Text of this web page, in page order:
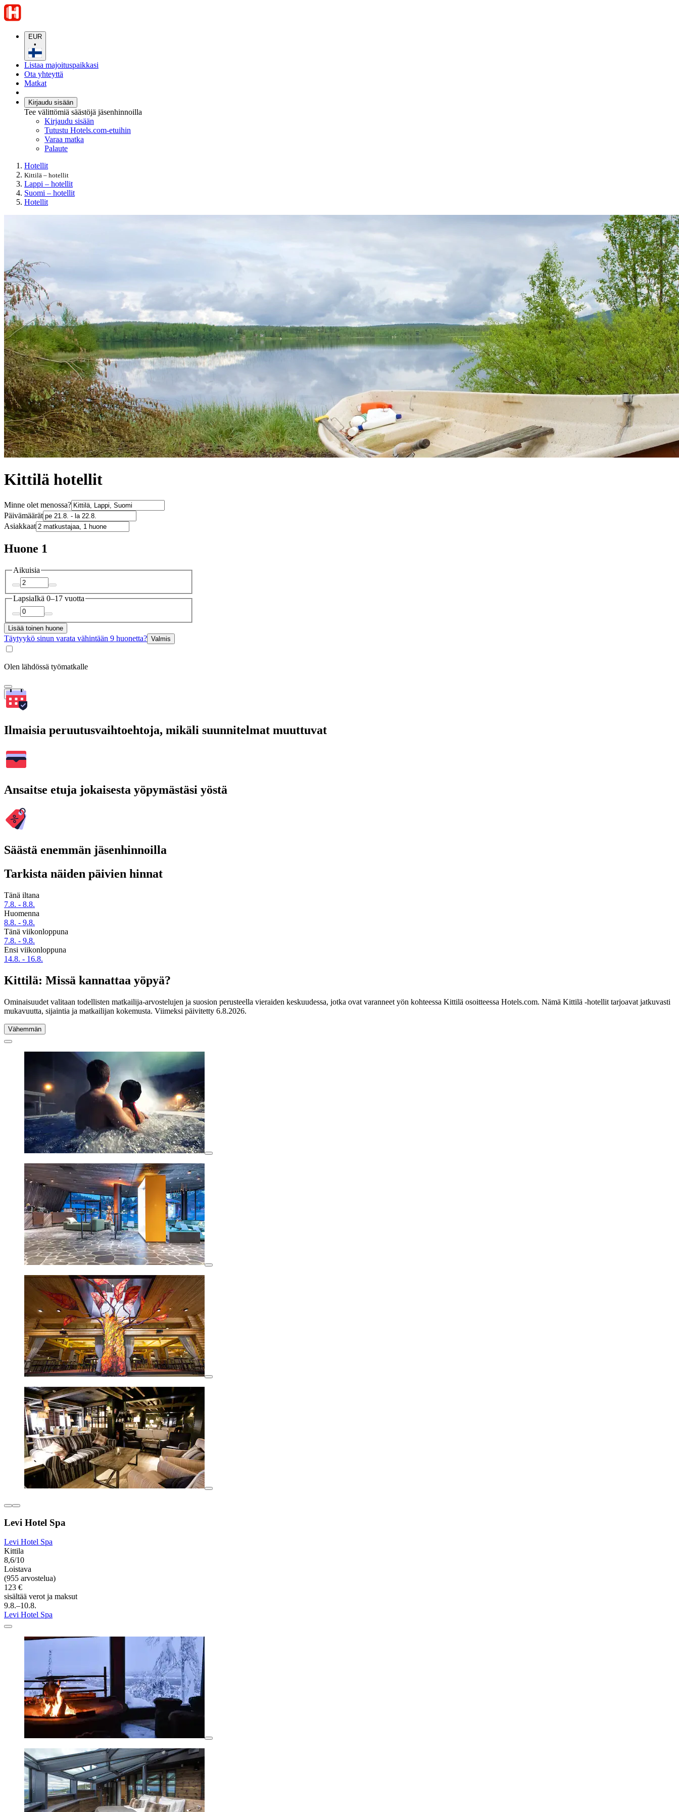
EUR
•
Listaa majoituspaikkasi
Ota yhteyttä
Matkat
Kirjaudu sisään
Tee välittömiä säästöjä jäsenhinnoilla
Kirjaudu sisään
Tutustu Hotels.com-etuihin
Varaa matka
Palaute
Hotellit
Kittilä – hotellit
Lappi – hotellit
Suomi – hotellit
Hotellit
Kittilä hotellit
Minne olet menossa?
Päivämäärät
Asiakkaat
Huone 1
Aikuisia
LapsiaIkä 0–17 vuotta
Lisää toinen huone
Täytyykö sinun varata vähintään 9 huonetta? Valmis
Olen lähdössä työmatkalle
Hae
Ilmaisia peruutusvaihtoehtoja, mikäli suunnitelmat muuttuvat
Ansaitse etuja jokaisesta yöpymästäsi yöstä
Säästä enemmän jäsenhinnoilla
Tarkista näiden päivien hinnat
Tänä iltana
7.8. - 8.8.
Huomenna
8.8. - 9.8.
Tänä viikonloppuna
7.8. - 9.8.
Ensi viikonloppuna
14.8. - 16.8.
Kittilä: Missä kannattaa yöpyä?
Ominaisuudet valitaan todellisten matkailija-arvostelujen ja suosion perusteella vieraiden keskuudessa, jotka ovat varanneet yön kohteessa Kittilä osoitteessa Hotels.com. Nämä Kittilä -hotellit tarjoavat jatkuvasti
mukavuutta, sijaintia ja matkailijan kokemusta. Viimeksi päivitetty 6.8.2026.
Vähemmän
Levi Hotel Spa
Levi Hotel Spa
Kittila
8,6/10
Loistava
(955 arvostelua)
123 €
sisältää verot ja maksut
9.8.–10.8.
Levi Hotel Spa